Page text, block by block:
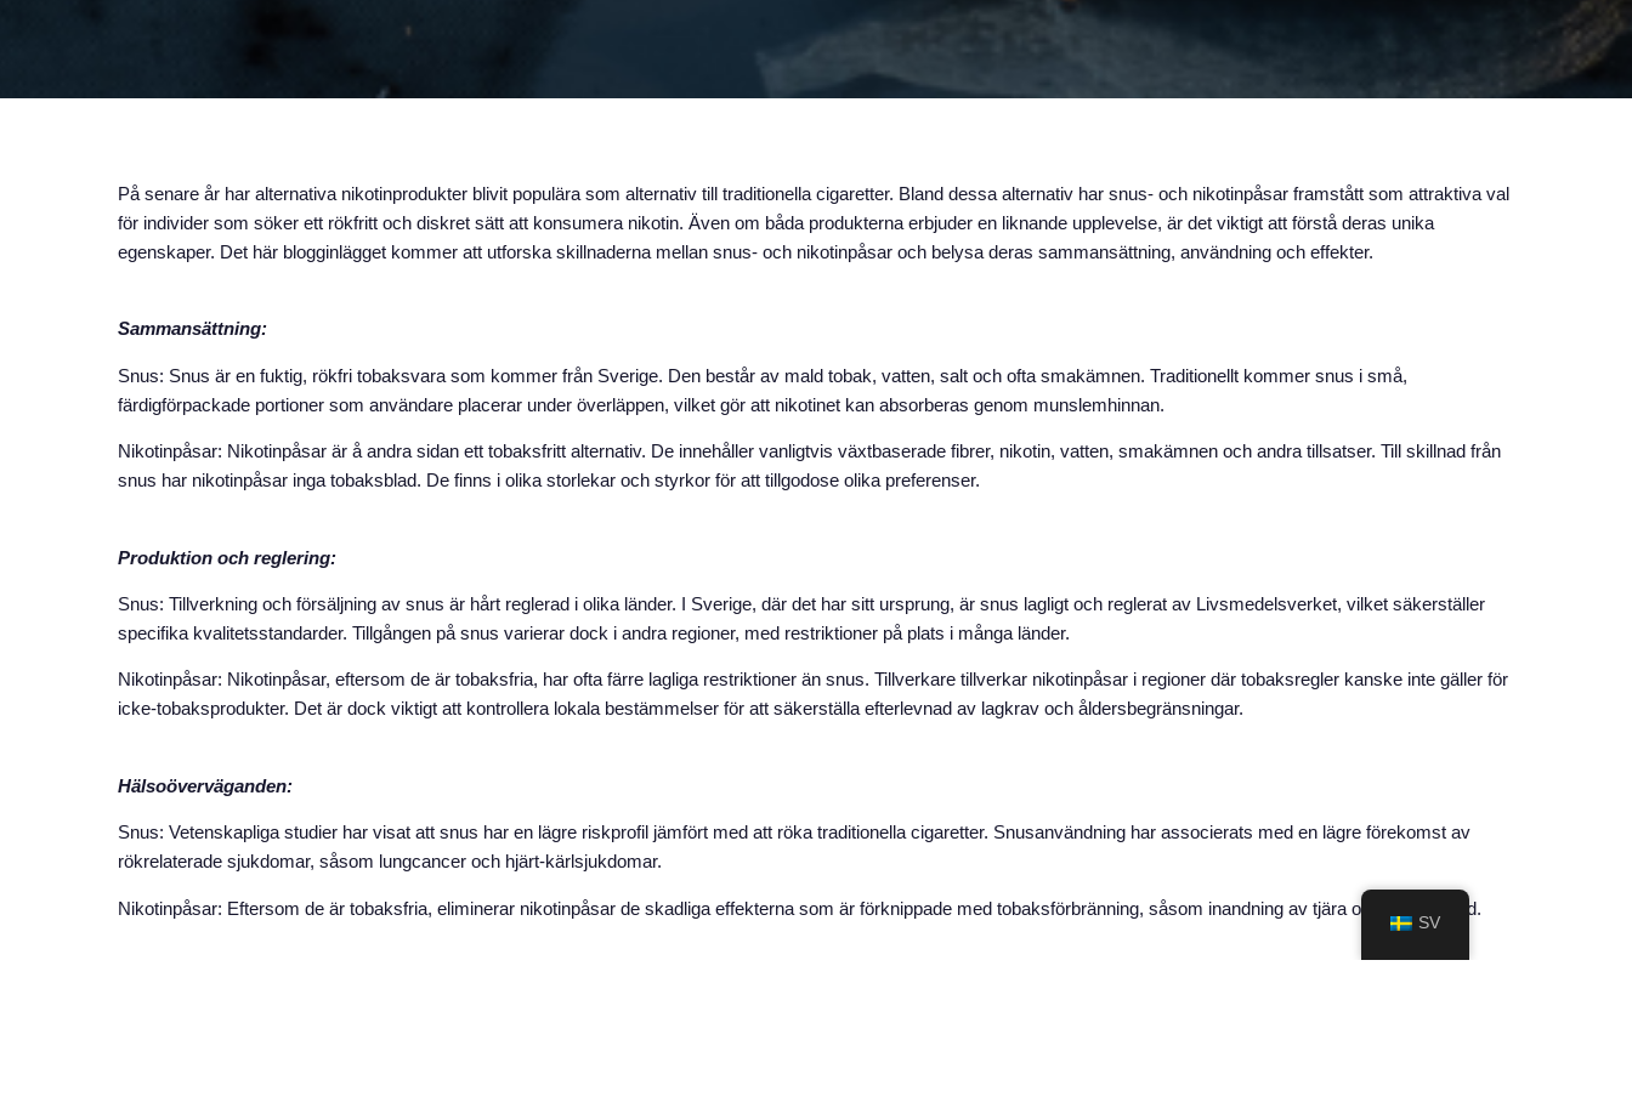
På senare år har alternativa nikotinprodukter blivit populära som alternativ till traditionella cigaretter. Bland dessa alternativ har snus- och nikotinpåsar framstått som attraktiva val
för individer som söker ett rökfritt och diskret sätt att konsumera nikotin. Även om båda produkterna erbjuder en liknande upplevelse, är det viktigt att förstå deras unika
egenskaper. Det här blogginlägget kommer att utforska skillnaderna mellan snus- och nikotinpåsar och belysa deras sammansättning, användning och effekter.
Sammansättning:
Snus: Snus är en fuktig, rökfri tobaksvara som kommer från Sverige. Den består av mald tobak, vatten, salt och ofta smakämnen. Traditionellt kommer snus i små,
färdigförpackade portioner som användare placerar under överläppen, vilket gör att nikotinet kan absorberas genom munslemhinnan.
Nikotinpåsar: Nikotinpåsar är å andra sidan ett tobaksfritt alternativ. De innehåller vanligtvis växtbaserade fibrer, nikotin, vatten, smakämnen och andra tillsatser. Till skillnad från
snus har nikotinpåsar inga tobaksblad. De finns i olika storlekar och styrkor för att tillgodose olika preferenser.
Produktion och reglering:
Snus: Tillverkning och försäljning av snus är hårt reglerad i olika länder. I Sverige, där det har sitt ursprung, är snus lagligt och reglerat av Livsmedelsverket, vilket säkerställer
specifika kvalitetsstandarder. Tillgången på snus varierar dock i andra regioner, med restriktioner på plats i många länder.
Nikotinpåsar: Nikotinpåsar, eftersom de är tobaksfria, har ofta färre lagliga restriktioner än snus. Tillverkare tillverkar nikotinpåsar i regioner där tobaksregler kanske inte gäller för
icke-tobaksprodukter. Det är dock viktigt att kontrollera lokala bestämmelser för att säkerställa efterlevnad av lagkrav och åldersbegränsningar.
Hälsoöverväganden:
Snus: Vetenskapliga studier har visat att snus har en lägre riskprofil jämfört med att röka traditionella cigaretter. Snusanvändning har associerats med en lägre förekomst av
rökrelaterade sjukdomar, såsom lungcancer och hjärt-kärlsjukdomar.
Nikotinpåsar: Eftersom de är tobaksfria, eliminerar nikotinpåsar de skadliga effekterna som är förknippade med tobaksförbränning, såsom inandning av tjära och kolmonoxid.
SV